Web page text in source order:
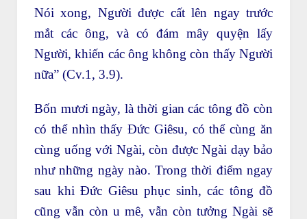
Nói xong, Người được cất lên ngay trước
mắt các ông, và có đám mây quyện lấy
Người, khiến các ông không còn thấy Người
nữa” (Cv.1, 3.9).
Bốn mươi ngày, là thời gian các tông đồ còn
có thể nhìn thấy Đức Giêsu, có thể cùng ăn
cùng uống với Ngài, còn được Ngài dạy bảo
như những ngày nào. Trong thời điểm ngay
sau khi Đức Giêsu phục sinh, các tông đồ
cũng vẫn còn u mê, vẫn còn tưởng Ngài sẽ